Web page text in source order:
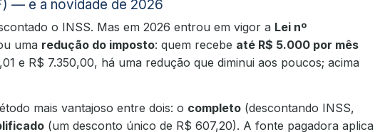
— e a novidade de 2026
o INSS. Mas em 2026 entrou em vigor a Lei nº
uma redução do imposto: quem recebe até R$ 5.000 por mês
e R$ 7.350,00, há uma redução que diminui aos poucos; acima
mais vantajoso entre dois: o completo (descontando INSS,
(um desconto único de R$ 607,20). A fonte pagadora aplica